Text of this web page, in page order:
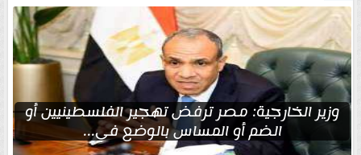
وزير الخارجية: مصر ترفض تهجير الفلسطينيين أو
الضم أو المساس بالوضع في...